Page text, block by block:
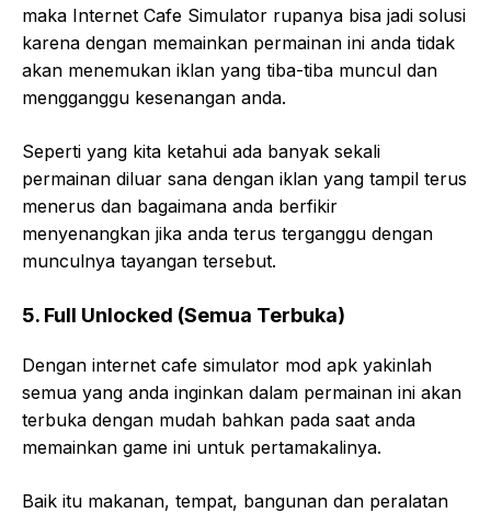
maka Internet Cafe Simulator rupanya bisa jadi solusi
karena dengan memainkan permainan ini anda tidak
akan menemukan iklan yang tiba-tiba muncul dan
mengganggu kesenangan anda.
Seperti yang kita ketahui ada banyak sekali
permainan diluar sana dengan iklan yang tampil terus
menerus dan bagaimana anda berfikir
menyenangkan jika anda terus terganggu dengan
munculnya tayangan tersebut.
5. Full Unlocked (Semua Terbuka)
Dengan internet cafe simulator mod apk yakinlah
semua yang anda inginkan dalam permainan ini akan
terbuka dengan mudah bahkan pada saat anda
memainkan game ini untuk pertamakalinya.
Baik itu makanan, tempat, bangunan dan peralatan